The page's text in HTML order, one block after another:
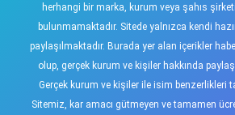
herhangi bir marka, kurum veya şahıs
bulunmamaktadır. Sitede yalnızca kendi
paylaşılmaktadır. Burada yer alan içerikler
olup, gerçek kurum ve kişiler hakkında
Gerçek kurum ve kişiler ile isim benzerlikleri
Sitemiz, kar amacı gütmeyen ve tamamen